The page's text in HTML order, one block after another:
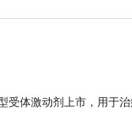
受体激动剂上市，用于